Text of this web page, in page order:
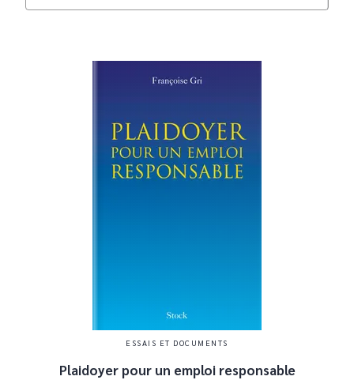
ESSAIS ET DOCUMENTS
Plaidoyer pour un emploi responsable